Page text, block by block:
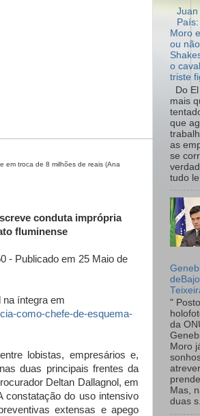
em troca de 8 milhões de reais (Ana
conduta imprópria
fluminense
- Publicado em 25 Maio de
na íntegra em
como-chefe-de-esquema-
lobistas, empresários e,
duas principais frentes da
Deltan Dallagnol, em
constatação do uso intensivo
extensas e apego
Juan
Moro
ou
o
triste
Do
mais
que
as
se
tudo
"
da
Moro
Mas,
duas